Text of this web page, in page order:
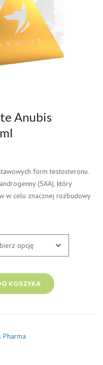
Anubis
form testosteronu.
(SAA), który
w celu znacznej rozbudowy
KOSZYKA
Pharma